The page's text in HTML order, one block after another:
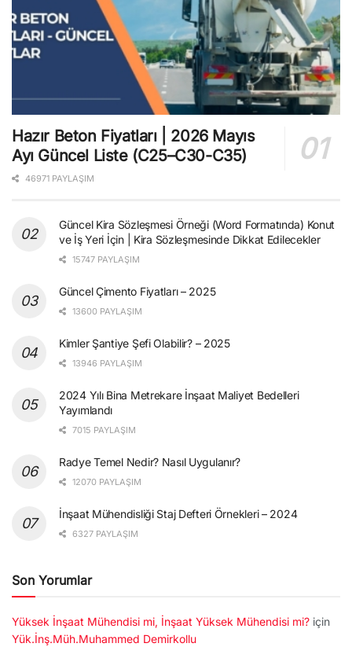
Hazır Beton Fiyatları | 2026 Mayıs
Ayı Güncel Liste (C25–C30-C35)
46971 PAYLAŞIM
Güncel Kira Sözleşmesi Örneği (Word Formatında) Konut
ve İş Yeri İçin | Kira Sözleşmesinde Dikkat Edilecekler
15747 PAYLAŞIM
Güncel Çimento Fiyatları – 2025
13600 PAYLAŞIM
Kimler Şantiye Şefi Olabilir? – 2025
13946 PAYLAŞIM
2024 Yılı Bina Metrekare İnşaat Maliyet Bedelleri
Yayımlandı
7015 PAYLAŞIM
Radye Temel Nedir? Nasıl Uygulanır?
12070 PAYLAŞIM
İnşaat Mühendisliği Staj Defteri Örnekleri – 2024
6327 PAYLAŞIM
Son Yorumlar
Yüksek İnşaat Mühendisi mi, İnşaat Yüksek Mühendisi mi? için
Yük.İnş.Müh.Muhammed Demirkollu